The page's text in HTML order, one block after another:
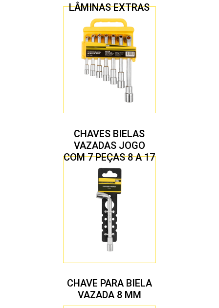
LÂMINAS EXTRAS
CHAVES BIELAS
VAZADAS JOGO
COM 7 PEÇAS 8 A 17
MM
CHAVE PARA BIELA
VAZADA 8 MM